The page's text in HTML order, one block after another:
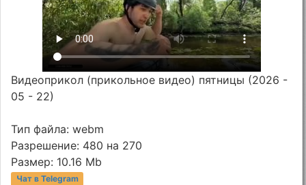
Видеоприкол (прикольное видео) пятницы (2026 -
05 - 22)
Тип файла: webm
Разрешение: 480 на 270
Размер: 10.16 Mb
Чат в Telegram